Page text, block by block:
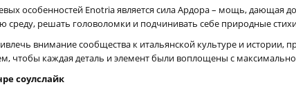
особенностей Enotria является сила Ардора – мощь, дающая
решать головоломки и подчинивать себе природные
внимание сообщества к итальянской культуре и истории,
чтобы каждая деталь и элемент были воплощены с
соулслайк